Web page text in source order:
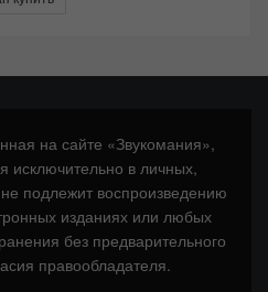
на сайте «Звукомания»,
исключительно в личных,
подлежит воспроизведению
изданиях или любых
без предварительного
правообладателя.